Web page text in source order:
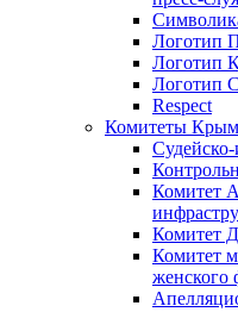
Логотип
Логотип
Логотип
Respect
Комитеты
Комитет
Комитет
Комитет
женского